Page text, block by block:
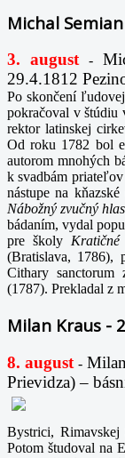
Michal
3. august -
29.4.1812
Po skončení
pokračoval v štúdiu
rektor latinskej
Od roku 1782 bol
autorom mnohých
k svadbám
nástupe na
Nábožný zvučný
bádaním, vydal
pre školy
(Bratislava, 1786),
Cithary
(1787). Prekladal z
Milan Kraus -
8. august -Milan
Prievidza) –
Bystrici, Rimavskej
Potom študoval na